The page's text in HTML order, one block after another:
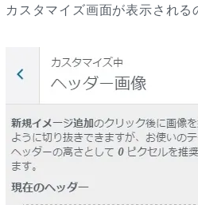
カスタマイズ画面が表示される